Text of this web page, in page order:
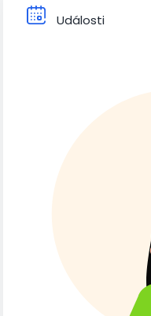
Události